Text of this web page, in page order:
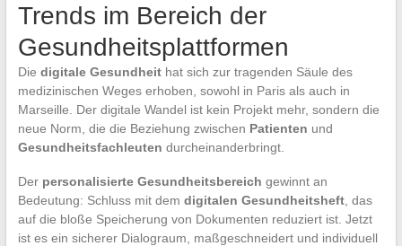
Trends im Bereich der
Gesundheitsplattformen
Die digitale Gesundheithat sich zur tragenden Säule des
medizinischen Weges erhoben, sowohl in Paris als auch in
Marseille. Der digitale Wandel ist kein Projekt mehr, sondern die
neue Norm, die die Beziehung zwischen Patienten und
Gesundheitsfachleuten durcheinanderbringt.
Der personalisierte Gesundheitsbereich gewinnt an
Bedeutung: Schluss mit dem digitalen Gesundheitsheft, das
auf die bloße Speicherung von Dokumenten reduziert ist. Jetzt
ist es ein sicherer Dialograum, maßgeschneidert und individuell